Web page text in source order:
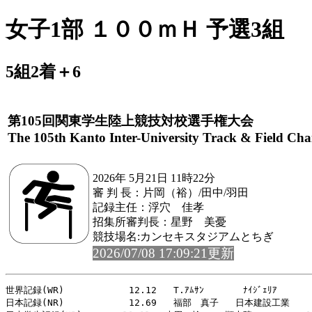
女子1部 １００ｍＨ 予選3組
5組2着＋6
第105回関東学生陸上競技対校選手権大会
The 105th Kanto Inter-University Track & Field
2026年 5月21日 11時22分
審 判 長：片岡（裕）/田中/羽田
記録主任：浮穴 佳孝
招集所審判長：星野 美憂
競技場名:カンセキスタジアムとちぎ
2026/07/08 17:09:21更新
世界記録(WR)         　 12.12   T.ｱﾑｻﾝ       ﾅｲｼﾞｪﾘｱ
日本記録(NR)         　 12.69   福部　真子   日本建設工業